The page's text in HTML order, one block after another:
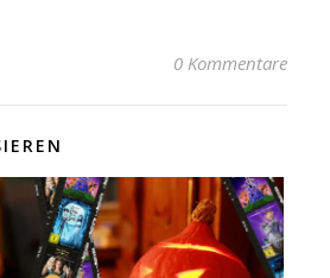
0 Kommentare